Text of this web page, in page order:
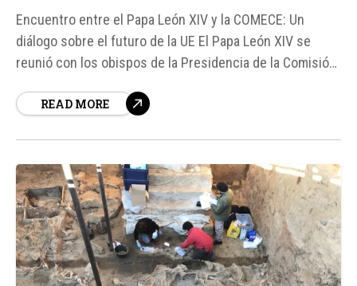
Encuentro entre el Papa León XIV y la COMECE: Un
diálogo sobre el futuro de la UE El Papa León XIV se
reunió con los obispos de la Presidencia de la Comisión
(COMECE) el pasado jueves 21 de mayo, con el objetivo
READ MORE